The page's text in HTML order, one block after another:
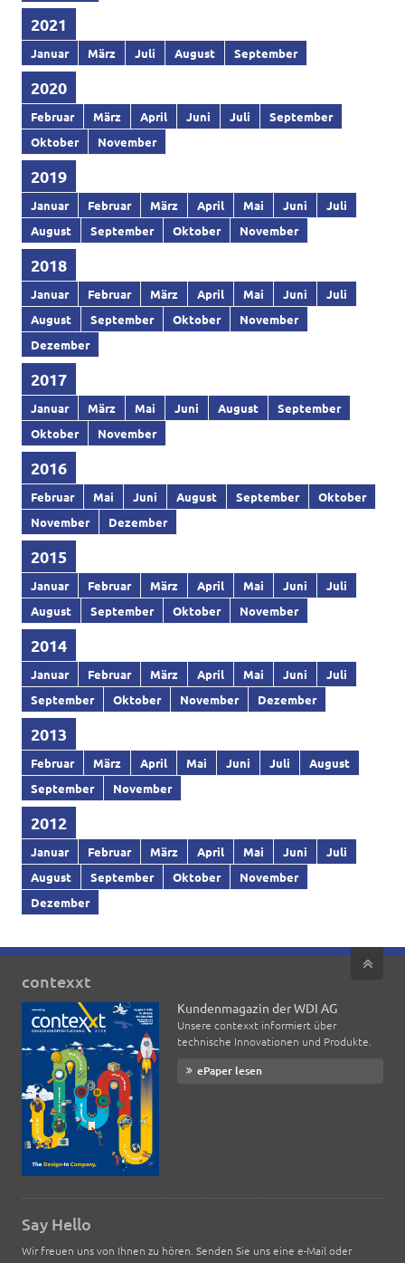
2021
Januar März Juli August September
2020
Februar März April Juni Juli
September
Oktober
November
2019
Januar Februar März April Mai Juni
Juli
August
September Oktober November
2018
Januar Februar März April Mai Juni
Juli
August
September Oktober
November
Dezember
2017
Januar März Mai Juni August
September
Oktober
November
2016
Februar Mai Juni August September
Oktober
November
Dezember
2015
Januar Februar März April Mai Juni
Juli
August
September Oktober November
2014
Januar Februar März April Mai Juni
Juli
September
Oktober November Dezember
2013
Februar März April Mai Juni Juli
August
September
November
2012
Januar Februar März April Mai Juni
Juli
August
September Oktober
November
Dezember
contexxt
Kundenmagazin der WDI AG
Unsere contexxt informiert über
technische Innovationen und Produkte.
ePaper lesen
Say Hello
Wir freuen uns von Ihnen zu hören. Senden Sie uns eine e-Mail oder